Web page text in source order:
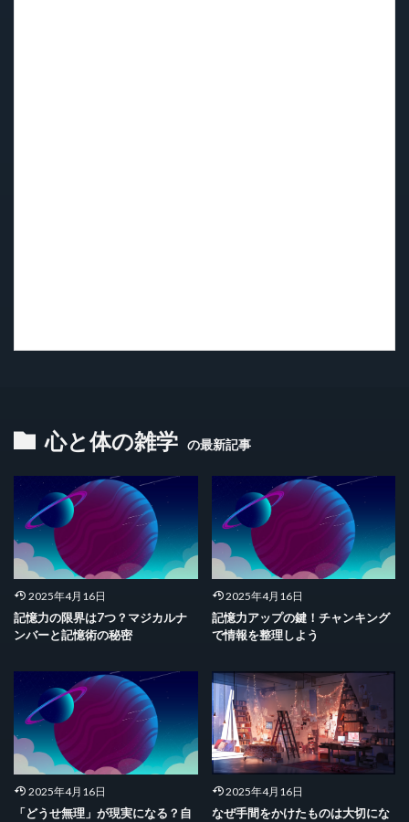
心と体の雑学 の最新記事
2025年4月16日
記憶力の限界は7つ？マジカルナ
ンバーと記憶術の秘密
2025年4月16日
記憶力アップの鍵！チャンキング
で情報を整理しよう
2025年4月16日
「どうせ無理」が現実になる？自
2025年4月16日
なぜ手間をかけたものは大切にな